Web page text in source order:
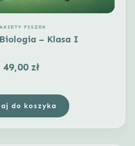
FISZEK
– Klasa I
zł
49,00
do koszyka